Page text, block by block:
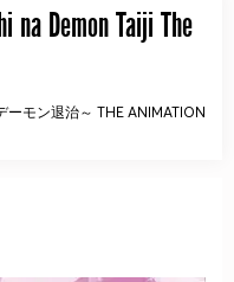
поиска Аниме
na Demon Taiji The
モン退治～ THE ANIMATION